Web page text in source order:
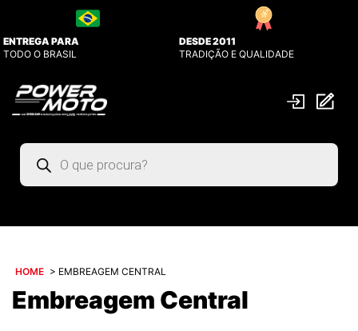
ENTREGA PARA
TODO O BRASIL
DESDE 2011
TRADIÇÃO E QUALIDADE
Pesquisar
produtos
HOME > EMBREAGEM CENTRAL
Embreagem Central